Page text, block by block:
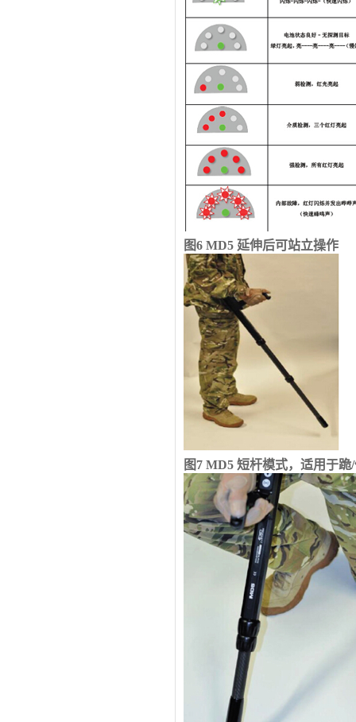
图6 MD5 延伸后可站立操作
图7 MD5 短杆模式，适用于跪/